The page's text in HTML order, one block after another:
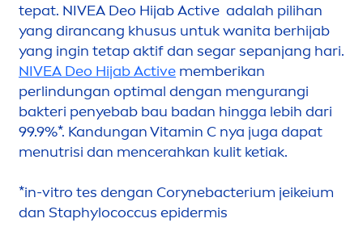
tepat. NIVEA Deo HijabActive adalah pilihan
yang dirancang khusus untuk wanita berhijab
yang ingin tetap aktif dan segar sepanjang hari.
NIVEA Deo HijabActive memberikan
perlindungan optimal dengan mengurangi
bakteri penyebab bau badan hingga lebih dari
99.9%*. KandunganVitamin C nya juga dapat
menutrisi dan mencerahkan kulit ketiak.
*in-vitro tes dengan Corynebacterium jeikeium
dan Staphylococcus epidermis